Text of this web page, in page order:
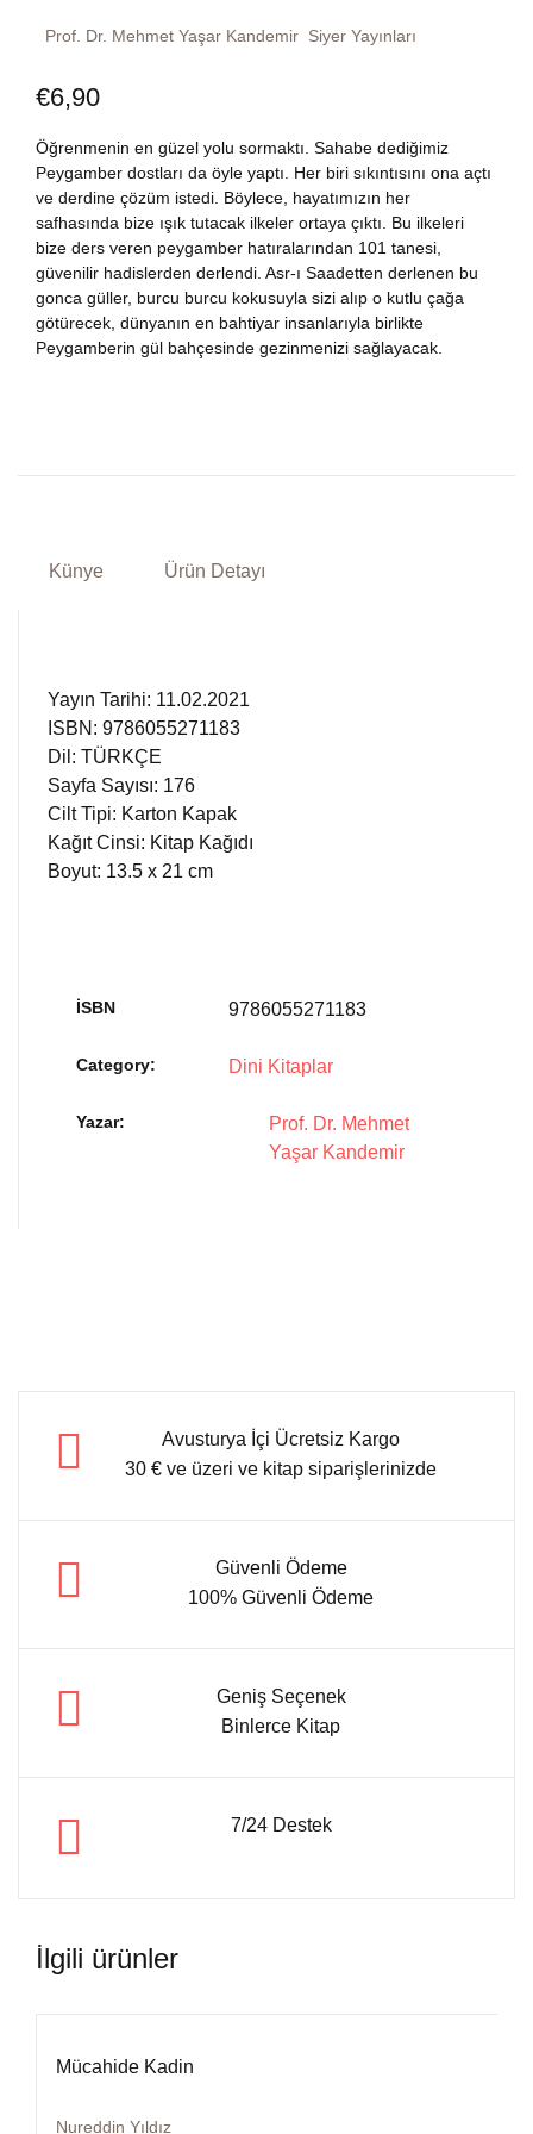
Dünya Klasikleri
Felsefe
Fransızca
Ingilizce
Kişisel Gelişim
Kitap Siparişi
Sepetim
Bize Ulaşın
TR
Hesap oluştur
Prof. Dr. Mehmet Yaşar Kandemir Siyer Yayınları
€6,90
Öğrenmenin en güzel yolu sormaktı. Sahabe dediğimiz
Peygamber dostları da öyle yaptı. Her biri sıkıntısını ona açtı
ve derdine çözüm istedi. Böylece, hayatımızın her
safhasında bize ışık tutacak ilkeler ortaya çıktı. Bu ilkeleri
bize ders veren peygamber hatıralarından 101 tanesi,
güvenilir hadislerden derlendi. Asr-ı Saadetten derlenen bu
gonca güller, burcu burcu kokusuyla sizi alıp o kutlu çağa
götürecek, dünyanın en bahtiyar insanlarıyla birlikte
Peygamberin gül bahçesinde gezinmenizi sağlayacak.
Künye Ürün Detayı
Yayın Tarihi: 11.02.2021
ISBN: 9786055271183
Dil: TÜRKÇE
Sayfa Sayısı: 176
Cilt Tipi: Karton Kapak
Kağıt Cinsi: Kitap Kağıdı
Boyut: 13.5 x 21 cm
İSBN 9786055271183
Category: Dini Kitaplar
Yazar
Prof. Dr. Mehmet
Yaşar Kandemir
Avusturya İçi Ücretsiz Kargo
30 € ve üzeri ve kitap siparişlerinizde
Güvenli Ödeme
100% Güvenli Ödeme
Geniş Seçenek
Binlerce Kitap
7/24 Destek
İlgili ürünler
Mücahide Kadin
Nureddin Yıldız